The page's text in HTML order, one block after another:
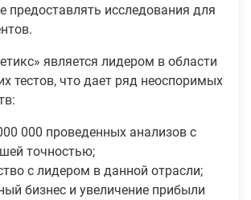
предоставлять исследования для
является лидером в области
тестов, что дает ряд неоспоримых
000 проведенных анализов с
точностью;
с лидером в данной отрасли;
бизнес и увеличение прибыли